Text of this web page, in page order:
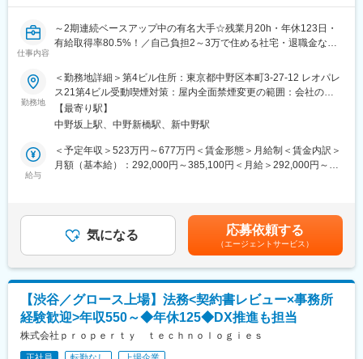
躍しております。
・正社員の定着率も高く、欠員補充はほとんど行っておりません
（直近5年の定着率は97.7%）
マンションやビル・ホテル等の収益不動産開発、一棟収益不動産
の取得および再販、所有物件の賃貸がメイン事業の「総合不動産
会社」であり、バランスのとれた収益構成を有し、外部市場環境
の変化に柔軟に対応できる安定的経営基盤を構築しております。
今後のさらなる発展に向け、2025年度までに全国大都市圏・海外
において約7,500億円規模の戦略的な投資を行っております。
仕事内容
～2期連続ベースアップ中の有名大手☆残業月20h・年休123日・
有給取得率80.5%！／自己負担2～3万で住める社宅・退職金など
＼こんな方にオススメ／
●ITの実務経験を活かしながら、リスク管理やコンプライアンス、
ガバナンス領域にキャリアを広げたい方
●管理監督者・スペシャリストとして成長していきたい方
●IT業務知識の深度を深めたい方
●ワークライフバランスを整えたい方
外グループ会社を対象にした情報システムに関する監査業務をお
任せします。
以下の業務を行っていただきます。※詳細は面接の場にてお話頂き
・システム監査
・情報セキュリティ監査
・システムに係る内部統制（J-SOX）監査
■組織構成：
勤務地
＜勤務地詳細＞第4ビル住所：東京都中野区本町3-27-12 レオパレ
ス21第4ビル受動喫煙対策：屋内全面禁煙変更の範囲：会社の定
める事業所
【最寄り駅】
中野坂上駅、中野新橋駅、新中野駅
給与
＜予定年収＞523万円～677万円＜賃金形態＞月給制＜賃金内訳＞
月額（基本給）：292,000円～385,100円＜月給＞292,000円～
選考を通じて上下する可能性があります。月給(月額)は固定手当を
含めた表記です。
気になる 応募依頼する
（エージェントサービス）
【渋谷／グロース上場】法務<契約書レビュー×事務所
経験歓迎>年収550～◆年休125◆DX推進も担当
株式会社ｐｒｏｐｅｒｔｙ ｔｅｃｈｎｏｌｏｇｉｅｓ